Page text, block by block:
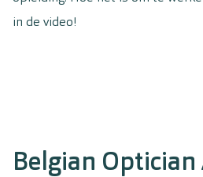
in de video!
Belgian Optician